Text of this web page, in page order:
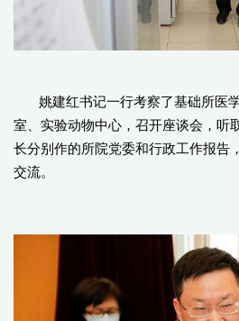
姚建红书记一行考察了基础所医
室、实验动物中心，召开座谈会，听
长分别作的所院党委和行政工作报告
交流。